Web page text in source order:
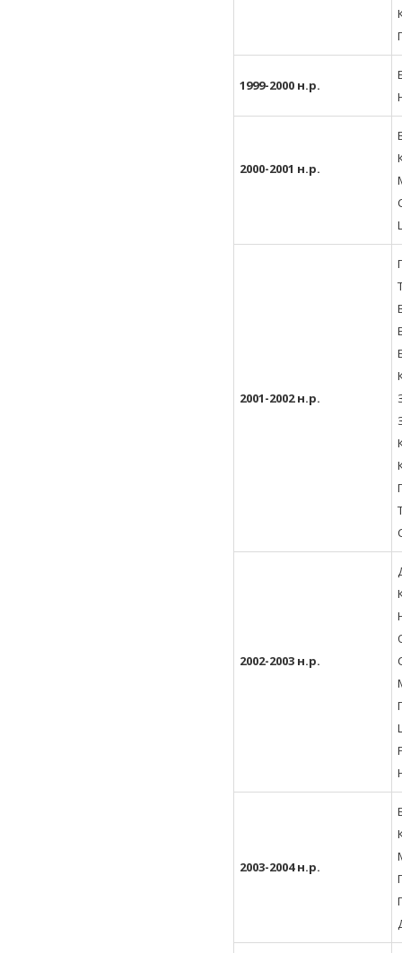
1999-2000 н.р.
2000-2001 н.р.
2001-2002 н.р.
2002-2003 н.р.
2003-2004 н.р.